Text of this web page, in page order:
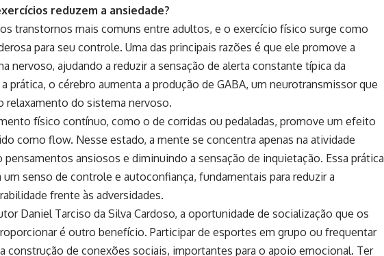
reduzem a ansiedade?
transtornos mais comuns entre adultos, e o exercício físico surge como
para seu controle. Uma das principais razões é que ele promove a
nervoso, ajudando a reduzir a sensação de alerta constante típica da
prática, o cérebro aumenta a produção de GABA, um neurotransmissor que
relaxamento do sistema nervoso.
físico contínuo, como o de corridas ou pedaladas, promove um efeito
como flow. Nesse estado, a mente se concentra apenas na atividade
ansiosos e diminuindo a sensação de inquietação. Essa prática
um senso de controle e autoconfiança, fundamentais para reduzir a
frente às adversidades.
Daniel Tarciso da Silva Cardoso, a oportunidade de socialização que os
é outro benefício. Participar de esportes em grupo ou frequentar
construção de conexões sociais, importantes para o apoio emocional. Ter